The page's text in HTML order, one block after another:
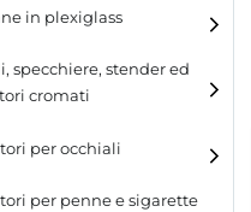
per calzature
in plexiglass
specchiere, stender ed
cromati
per occhiali
per penne e sigarette